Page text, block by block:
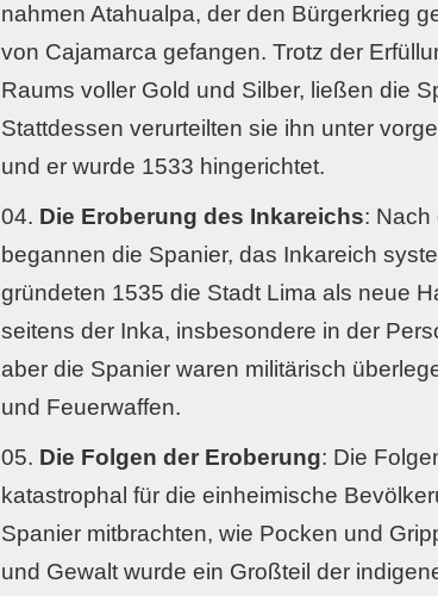
nahmen Atahualpa, der den Bürgerkrieg
von Cajamarca gefangen. Trotz der
Raums voller Gold und Silber, ließen die
Stattdessen verurteilten sie ihn unter
und er wurde 1533 hingerichtet.
Die Eroberung des Inkareichs: Nach
begannen die Spanier, das Inkareich
gründeten 1535 die Stadt Lima als neue
seitens der Inka, insbesondere in der
aber die Spanier waren militärisch
und Feuerwaffen.
Die Folgen der Eroberung: Die
katastrophal für die einheimische
Spanier mitbrachten, wie Pocken und
und Gewalt wurde ein Großteil der